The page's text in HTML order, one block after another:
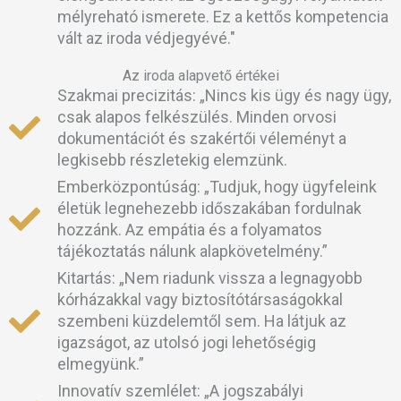
mélyreható ismerete. Ez a kettős kompetencia
vált az iroda védjegyévé."
Az iroda alapvető értékei
Szakmai precizitás: „Nincs kis ügy és nagy ügy,
csak alapos felkészülés. Minden orvosi
dokumentációt és szakértői véleményt a
legkisebb részletekig elemzünk.
Emberközpontúság: „Tudjuk, hogy ügyfeleink
életük legnehezebb időszakában fordulnak
hozzánk. Az empátia és a folyamatos
tájékoztatás nálunk alapkövetelmény.”
Kitartás: „Nem riadunk vissza a legnagyobb
kórházakkal vagy biztosítótársaságokkal
szembeni küzdelemtől sem. Ha látjuk az
igazságot, az utolsó jogi lehetőségig
elmegyünk.”
Innovatív szemlélet: „A jogszabályi